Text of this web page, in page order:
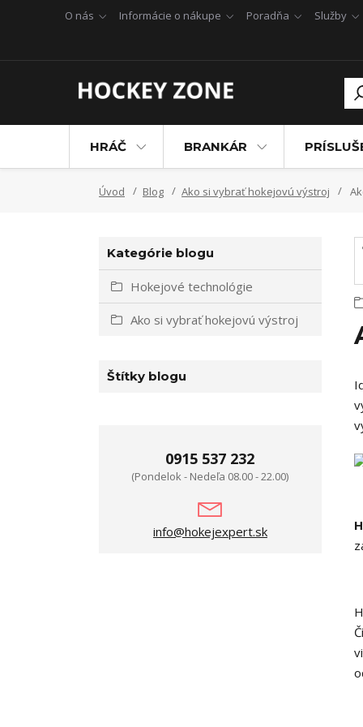
O nás Informácie o nákupe Poradňa Služby
HRÁČ BRANKÁR
Úvod Blog Ako si vybrať hokejovú výstroj
Kategórie blogu
Hokejové technológie
Ako si vybrať hokejovú výstroj
Štítky blogu
0915 537 232
(Pondelok - Nedeľa 08.00 - 22.00)
info@hokejexpert.sk